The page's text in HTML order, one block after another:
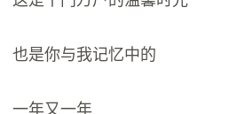
也是你与我记忆中的
一年又一年